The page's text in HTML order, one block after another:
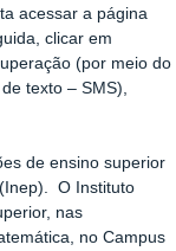
acessar a página
clicar em
(por meio do
texto – SMS),
de ensino superior
O Instituto
nas
no Campus